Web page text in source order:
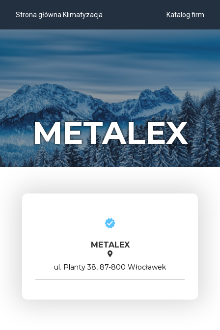
Strona główna Klimatyzacja Katalog firm
METALEX
METALEX
ul. Planty 38, 87-800 Włocławek